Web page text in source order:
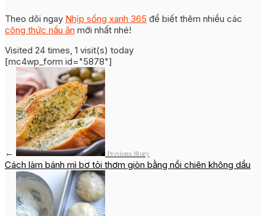
Theo dõi ngay Nhịp sống xanh 365 để biết thêm nhiều các
công thức nấu ăn mới nhất nhé!
Visited 24 times, 1 visit(s) today
[mc4wp_form id="5878"]
← Previous Story
Cách làm bánh mì bơ tỏi thơm giòn bằng nồi chiên không dầu